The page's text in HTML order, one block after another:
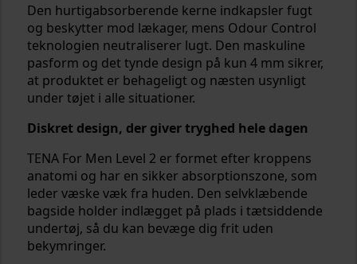
Den hurtigabsorberende kerne indkapsler fugt
og beskytter mod lækager, mens Odour Control
teknologien neutraliserer lugt. Den maskuline
pasform og det tynde design på kun 4 mm sikrer,
at produktet er behageligt og næsten usynligt
under tøjet i alle situationer.
Diskret design, der giver tryghed hele dagen
TENA For Men Level 2 er formet efter kroppens
anatomi og har en sikker absorptionszone, som
leder væske væk fra huden. Den selvklæbende
bagside holder indlægget på plads i tætsiddende
undertøj, så du kan bevæge dig frit uden
bekymringer.